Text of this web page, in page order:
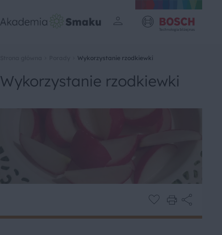
Wykorzystanie rzodkiewki
Wykorzystanie rzodkiewki